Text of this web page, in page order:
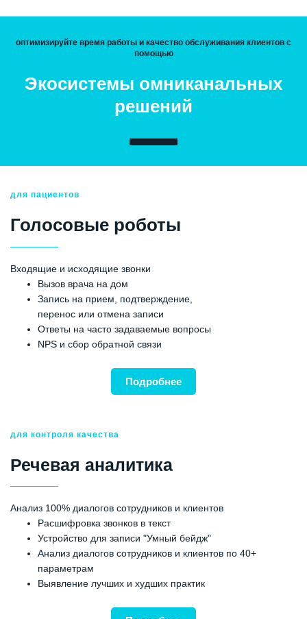
оптимизируйте время работы и качество обслуживания клиентов с
помощью
Экосистемы омниканальных
решений
для пациентов
Голосовые роботы
Входящие и исходящие звонки
Вызов врача на дом
Запись на прием, подтверждение,
перенос или отмена записи
Ответы на часто задаваемые вопросы
NPS и сбор обратной связи
Подробнее
для контроля качества
Речевая аналитика
Анализ 100% диалогов сотрудников и клиентов
Расшифровка звонков в текст
Устройство для записи "Умный бейдж"
Анализ диалогов сотрудников и клиентов по 40+
параметрам
Выявление лучших и худших практик